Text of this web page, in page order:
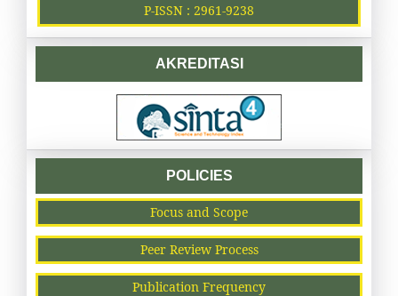
P-ISSN : 2961-9238
AKREDITASI
POLICIES
Focus and Scope
Peer Review Process
Publication Frequency